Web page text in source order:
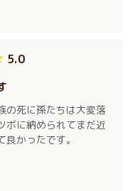
5.0
の死に孫たちは大変落
ボに納められてまだ近
かったです。